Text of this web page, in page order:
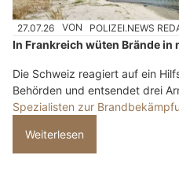
27.07.26 VON POLIZEI.NEWS
In Frankreich wüten Brände in
Die Schweiz reagiert auf ein
Behörden und entsendet drei
Spezialisten zur
Weiterlesen